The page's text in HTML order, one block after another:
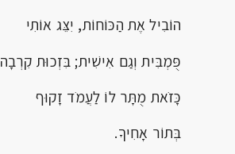
הוֹבִיל אֶת הַכּוֹחוֹת, יִצֵּג אוֹתִי
פֻּמְבִּית וְגַם אִישִׁית; בִּזְכוּת קִרְבָה
כָּזֹאת מֻתָּר לוֹ לַעֲמֹד זָקוּף
בְּתוֹר אָחִיךָ.